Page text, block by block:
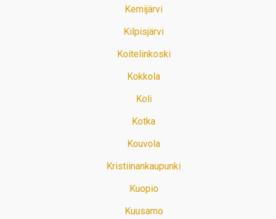
Kemijärvi
Kilpisjärvi
Koitelinkoski
Kokkola
Koli
Kotka
Kouvola
Kristiinankaupunki
Kuopio
Kuusamo